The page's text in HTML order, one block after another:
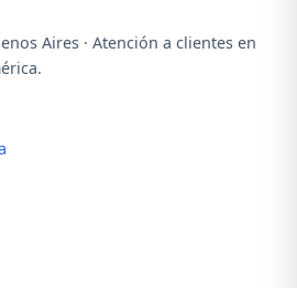
Aires · Atención a clientes en